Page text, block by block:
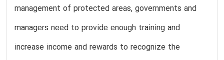
management of protected areas, governments and
managers need to provide enough training and
increase income and rewards to recognize the